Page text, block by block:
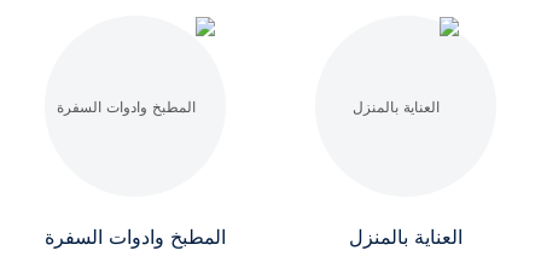
العناية بالمنزل المطبخ وادوات السفرة